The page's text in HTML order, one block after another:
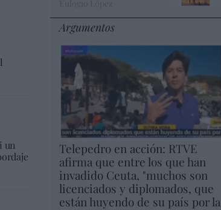
un
Argumentos
Telepedro en acción: RTVE
afirma que entre los que han
invadido Ceuta, "muchos son
licenciados y diplomados, que
están huyendo de su país por la